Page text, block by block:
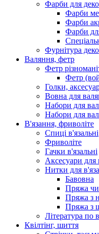
Фарби для
Фарби
Фарби
Фарби
Фурнітура
Валяння, фетр
Фетр
Фетр
Голки,
Вовна для
Набори для
Набори для
В'язання, фриволіте
Спиці в'язальні
Фриволіте
Гачки в'язальні
Аксесуари для
Нитки для
Бавовна
Пряжа
Пряжа з
Пряжа з
Література по
Квілтінг, шиття